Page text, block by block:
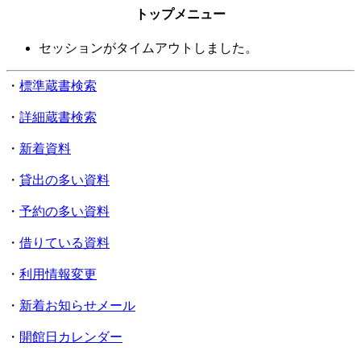
トップメニュー
セッションがタイムアウトしました。
・ 標準蔵書検索
・ 詳細蔵書検索
・ 新着資料
・ 貸出の多い資料
・ 予約の多い資料
・ 借りている資料
・ 利用情報変更
・ 新着お知らせメール
・ 開館日カレンダー